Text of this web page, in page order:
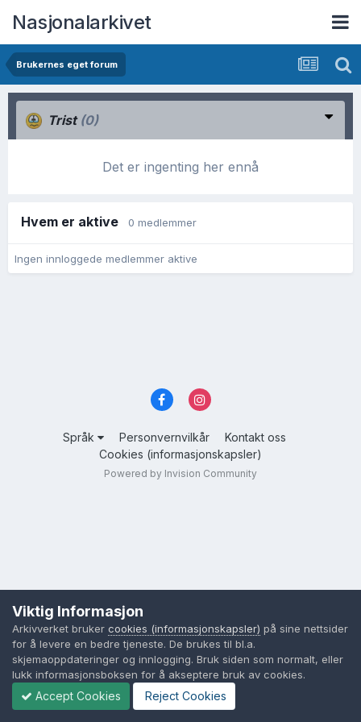
Nasjonalarkivet
Brukernes eget forum
Trist (0)
Det er ingenting her ennå
Hvem er aktive 0 medlemmer
Ingen innloggede medlemmer aktive
Språk Personvernvilkår
Kontakt oss
Cookies (informasjonskapsler)
Powered by Invision Community
Viktig Informasjon
Arkivverket bruker cookies (informasjonskapsler) på sine nettsider
for å levere en bedre tjeneste. De brukes til bl.a.
skjemaoppdateringer og innlogging. Bruk siden som normalt, eller
lukk informasjonsboksen for å akseptere bruk av cookies.
Accept Cookies Reject Cookies